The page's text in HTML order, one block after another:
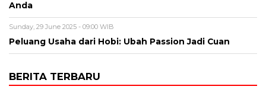
Anda
Sunday, 29 June 2025 - 09:00 WIB
Peluang Usaha dari Hobi: Ubah Passion Jadi Cuan
BERITA TERBARU